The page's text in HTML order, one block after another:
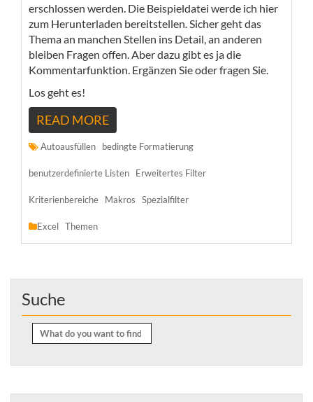
erschlossen werden. Die Beispieldatei werde ich hier
zum Herunterladen bereitstellen. Sicher geht das
Thema an manchen Stellen ins Detail, an anderen
bleiben Fragen offen. Aber dazu gibt es ja die
Kommentarfunktion. Ergänzen Sie oder fragen Sie.
Los geht es!
READ MORE
Autoausfüllen bedingte Formatierung
benutzerdefinierte Listen Erweitertes Filter
Kriterienbereiche Makros Spezialfilter
Excel Themen
Suche
Search
for: